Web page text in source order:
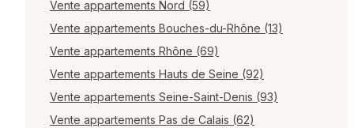
Vente appartements Nord (59)
Vente appartements Bouches-du-Rhône (13)
Vente appartements Rhône (69)
Vente appartements Hauts de Seine (92)
Vente appartements Seine-Saint-Denis (93)
Vente appartements Pas de Calais (62)